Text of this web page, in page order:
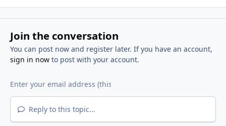
Join the conversation
You can post now and register later. If you have an account,
sign in nowto post with your account.
Reply to this topic...